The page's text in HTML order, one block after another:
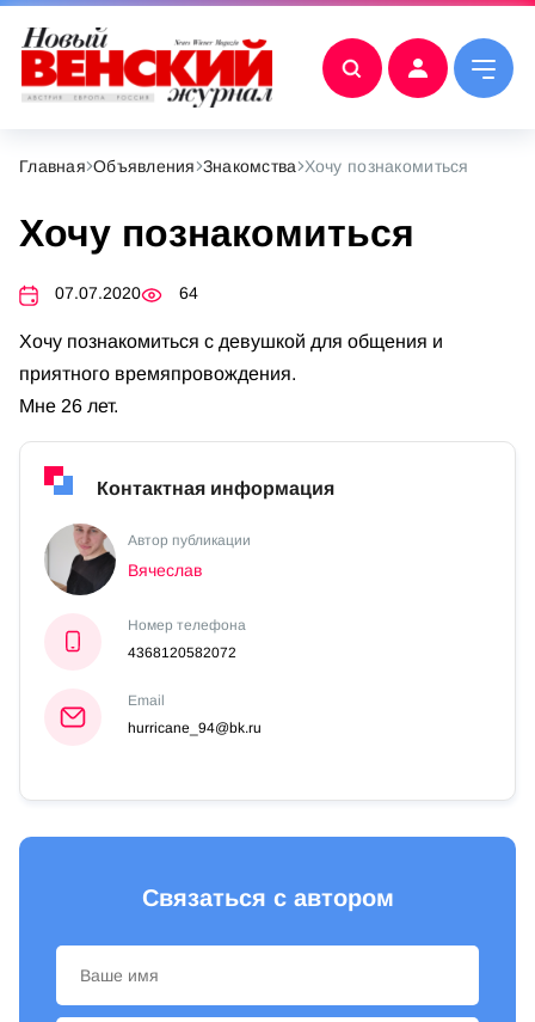
Главная Объявления Знакомства Хочу познакомиться
Хочу познакомиться
07.07.2020 64
Хочу познакомиться с девушкой для общения и
приятного времяпровождения.
Мне 26 лет.
Контактная информация
Автор публикации
Вячеслав
Номер телефона
4368120582072
Email
hurricane_94@bk.ru
Связаться с автором